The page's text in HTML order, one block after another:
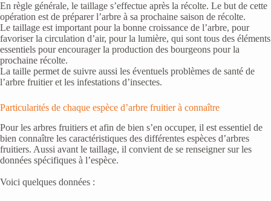
En règle générale, le taillage s’effectue après la récolte. Le but de cette
opération est de préparer l’arbre à sa prochaine saison de récolte.
Le taillage est important pour la bonne croissance de l’arbre, pour
favoriser la circulation d’air, pour la lumière, qui sont tous des éléments
essentiels pour encourager la production des bourgeons pour la
prochaine récolte.
La taille permet de suivre aussi les éventuels problèmes de santé de
l’arbre fruitier et les infestations d’insectes.
Particularités de chaque espèce d’arbre fruitier à connaître
Pour les arbres fruitiers et afin de bien s’en occuper, il est essentiel de
bien connaître les caractéristiques des différentes espèces d’arbres
fruitiers. Aussi avant le taillage, il convient de se renseigner sur les
données spécifiques à l’espèce.
Voici quelques données :